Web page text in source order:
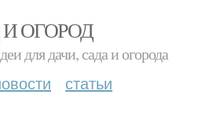
ОГОРОД
для дачи, сада и огорода
статьи